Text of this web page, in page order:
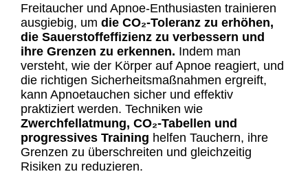
Freitaucher und Apnoe-Enthusiasten trainieren
ausgiebig, um die CO₂-Toleranz zu erhöhen,
die Sauerstoffeffizienz zu verbessern und
ihre Grenzen zu erkennen. Indem man
versteht, wie der Körper auf Apnoe reagiert, und
die richtigen Sicherheitsmaßnahmen ergreift,
kann Apnoetauchen sicher und effektiv
praktiziert werden. Techniken wie
Zwerchfellatmung, CO₂-Tabellen und
progressives Training helfen Tauchern, ihre
Grenzen zu überschreiten und gleichzeitig
Risiken zu reduzieren.